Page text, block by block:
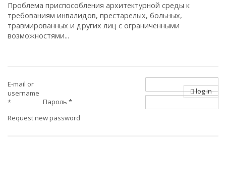
Проблема приспособления архитектурной среды к
требованиям инвалидов, престарелых, больных,
травмированных и других лиц с ограниченными
возможностями...
E-mail or
username
*
Пароль *
Request new password
log in